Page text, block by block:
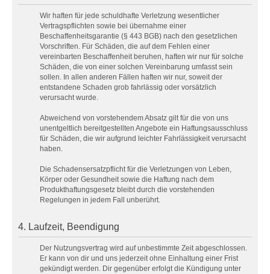
Wir haften für jede schuldhafte Verletzung wesentlicher
Vertragspflichten sowie bei übernahme einer
Beschaffenheitsgarantie (§ 443 BGB) nach den gesetzlichen
Vorschriften. Für Schäden, die auf dem Fehlen einer
vereinbarten Beschaffenheit beruhen, haften wir nur für solche
Schäden, die von einer solchen Vereinbarung umfasst sein
sollen. In allen anderen Fällen haften wir nur, soweit der
entstandene Schaden grob fahrlässig oder vorsätzlich
verursacht wurde.
Abweichend von vorstehendem Absatz gilt für die von uns
unentgeltlich bereitgestellten Angebote ein Haftungsausschluss
für Schäden, die wir aufgrund leichter Fahrlässigkeit verursacht
haben.
Die Schadensersatzpflicht für die Verletzungen von Leben,
Körper oder Gesundheit sowie die Haftung nach dem
Produkthaftungsgesetz bleibt durch die vorstehenden
Regelungen in jedem Fall unberührt.
4. Laufzeit, Beendigung
Der Nutzungsvertrag wird auf unbestimmte Zeit abgeschlossen.
Er kann von dir und uns jederzeit ohne Einhaltung einer Frist
gekündigt werden. Dir gegenüber erfolgt die Kündigung unter